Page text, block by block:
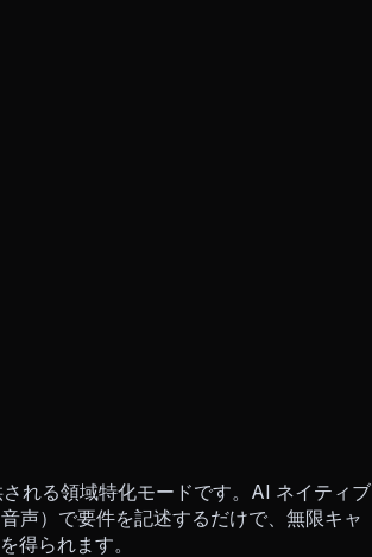
れる領域特化モードです。AI ネイティブ
声）で要件を記述するだけで、無限キャ
得られます。